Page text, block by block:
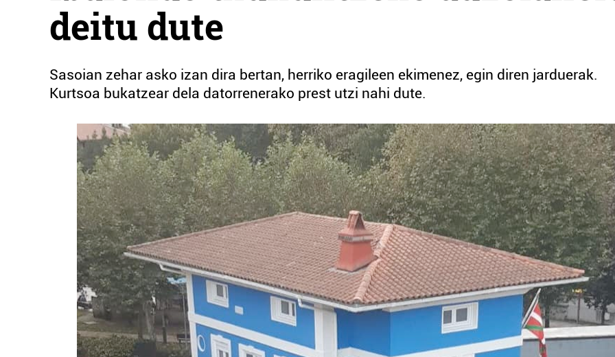
deitu dute
Sasoian zehar asko izan dira bertan, herriko eragileen ekimenez, egin diren jarduerak.
Kurtsoa bukatzear dela datorrenerako prest utzi nahi dute.